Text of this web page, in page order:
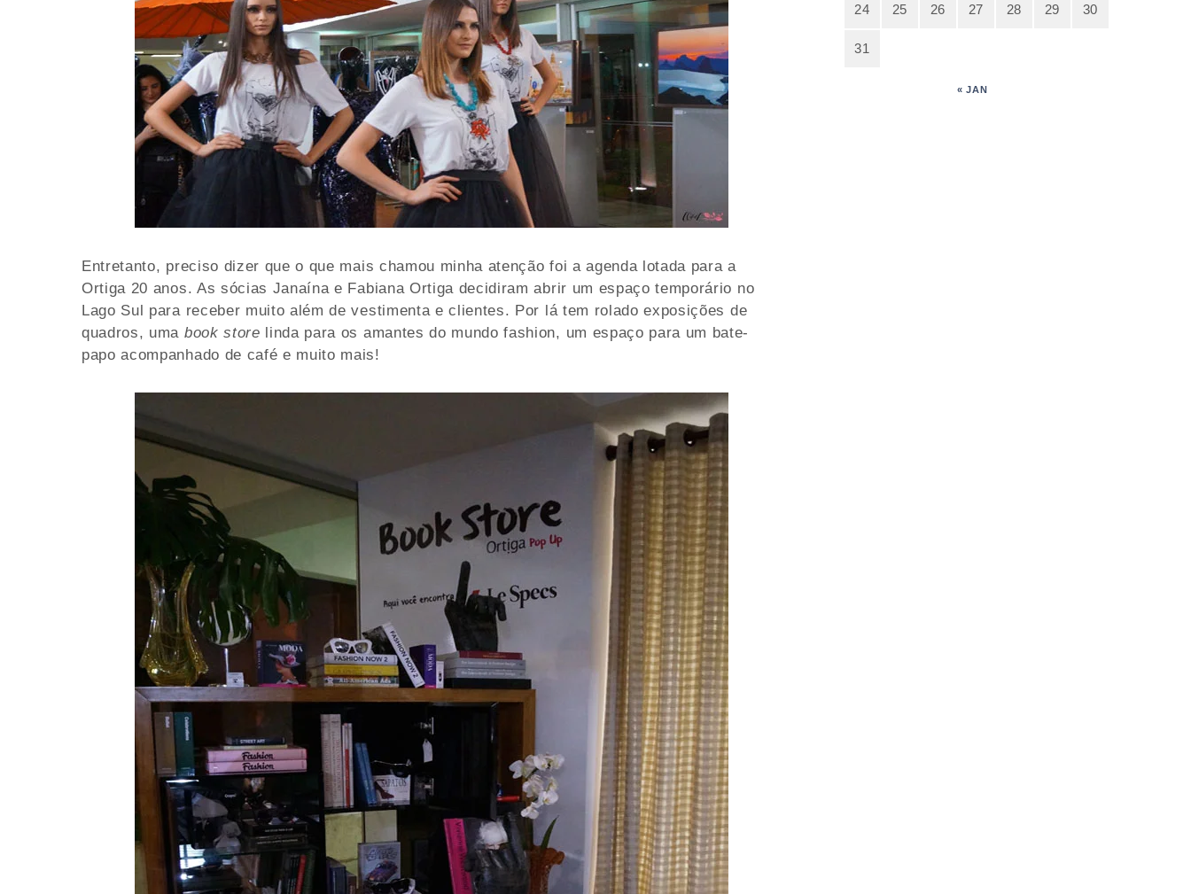
Entretanto, preciso dizer que o que mais chamou minha atenção foi a agenda lotada para a
Ortiga 20 anos. As sócias Janaína e Fabiana Ortiga decidiram abrir um espaço temporário no
Lago Sul para receber muito além de vestimenta e clientes. Por lá tem rolado exposições de
quadros, uma book store linda para os amantes do mundo fashion, um espaço para um bate-
papo acompanhado de café e muito mais!
24 25 26 27 28 29 30
31
« JAN